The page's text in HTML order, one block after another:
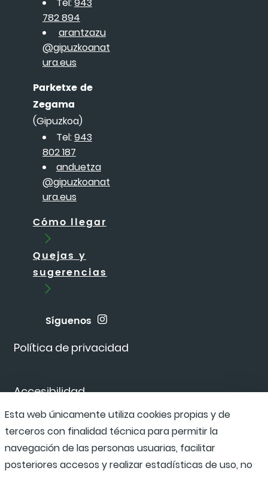
Política de privacidad
Accesibilidad
Canal de denuncias
782 894
arantzazu
@gipuzkoanat
ura.eus
Parketxe de
Zegama
(Gipuzkoa)
Tel:943
802 187
anduetza
@gipuzkoanat
ura.eus
Cómo llegar
Quejas y
sugerencias
Síguenos
Esta web únicamente utiliza cookies propias y de
terceros con finalidad técnica para permitir la
navegación de las personas usuarias, facilitar
posteriores accesos y realizar estadísticas de uso, no